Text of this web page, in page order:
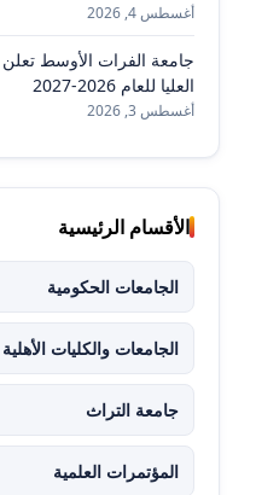
أغسطس 4, 2026
جامعة الفرات الأوسط تعلن
العليا للعام 2026-2027
أغسطس 3, 2026
الأقسام الرئيسية
الجامعات الحكومية
الجامعات والكليات الأهلية
جامعة التراث
المؤتمرات العلمية